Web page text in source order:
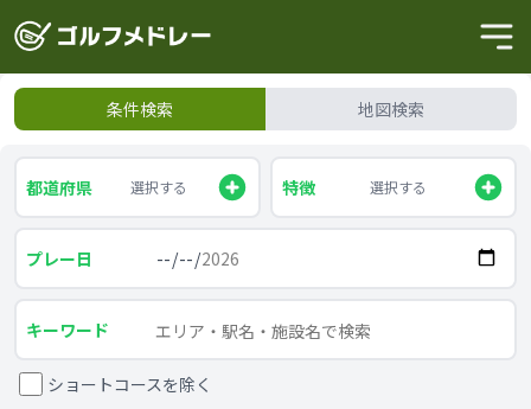
条件検索 地図検索
都道府県 選択する 特徴 選択する
プレー日
キーワード
ショートコースを除く